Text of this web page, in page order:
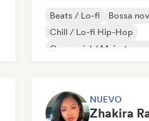
Beats / Lo-fi
Bossa
Chill / Lo-fi Hip-Hop
Comercial / Mainstream
NUEVO
Zhakira